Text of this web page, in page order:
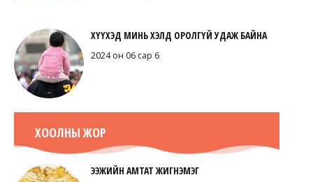
ХҮҮХЭД МИНЬ ХЭЛД ОРОЛГҮЙ УДАЖ БАЙНА
2024 он 06 сар 6
ХООЛНЫ ЖОР
ЭЭЖИЙН АМТАТ ЖИГНЭМЭГ